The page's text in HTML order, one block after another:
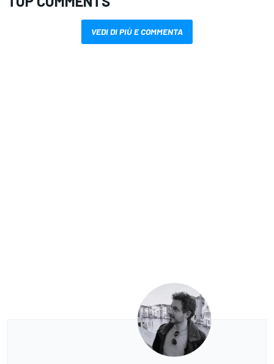
VEDI DI PIÙ E COMMENTA